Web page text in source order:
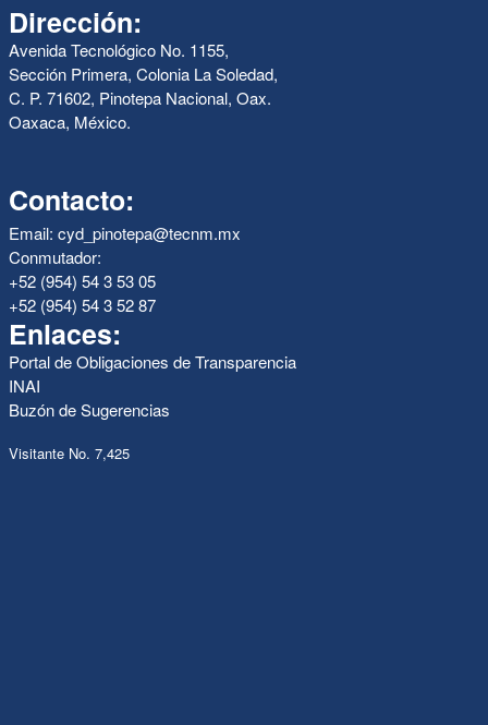
Dirección:
Avenida Tecnológico No. 1155,
Sección Primera, Colonia La Soledad,
C. P. 71602, Pinotepa Nacional, Oax.
Oaxaca, México.
Contacto:
Email: cyd_pinotepa@tecnm.mx
Conmutador:
+52 (954) 54 3 53 05
+52 (954) 54 3 52 87
Enlaces:
Portal de Obligaciones de Transparencia
INAI
Buzón de Sugerencias
Visitante No. 7,425